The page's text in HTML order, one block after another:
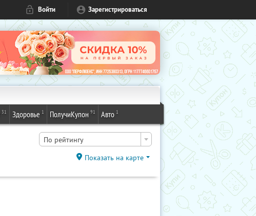
Войти Зарегистрироваться
31 Здоровье 1 ПолучиКупон 91 Авто 1
По рейтингу
Показать на карте